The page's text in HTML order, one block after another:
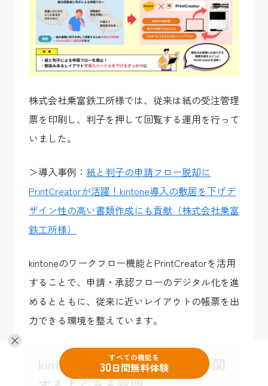
株式会社乗富鉄工所様では、従来は紙の受注管理
票を印刷し、判子を押して回覧する運用を行って
いました。
＞導入事例： 紙と判子の申請フロー脱却に
PrintCreatorが活躍！kintone導入の敷居を下げデ
ザイン性の高い書類作成にも貢献（株式会社乗富
鉄工所様）
kintoneのワークフロー機能とPrintCreatorを活用
することで、申請・承認フローのデジタル化を進
めるとともに、従来に近いレイアウトの帳票を出
力できる環境を整えています。
kintoneの電子印・承認業務に関
すべての機能を
30日間無料体験